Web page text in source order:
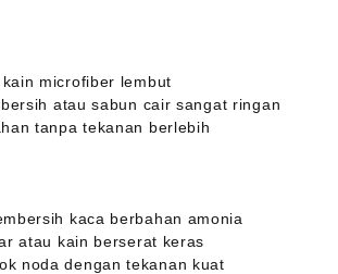
microfiber lembut
atau sabun cair sangat ringan
tanpa tekanan berlebih
kaca berbahan amonia
atau kain berserat keras
noda dengan tekanan kuat